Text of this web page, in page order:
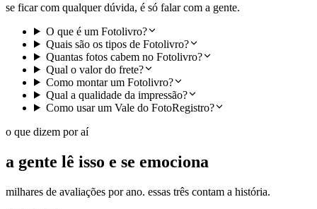
se ficar com qualquer dúvida, é só falar com a gente.
O que é um Fotolivro?
Quais são os tipos de Fotolivro?
Quantas fotos cabem no Fotolivro?
Qual o valor do frete?
Como montar um Fotolivro?
Qual a qualidade da impressão?
Como usar um Vale do FotoRegistro?
o que dizem por aí
a gente lê isso e se emociona
milhares de avaliações por ano. essas três contam a história.